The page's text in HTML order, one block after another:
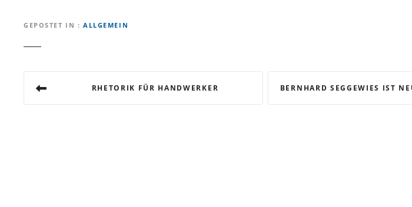
GEPOSTET IN ALLGEMEIN
RHETORIK FÜR HANDWERKER